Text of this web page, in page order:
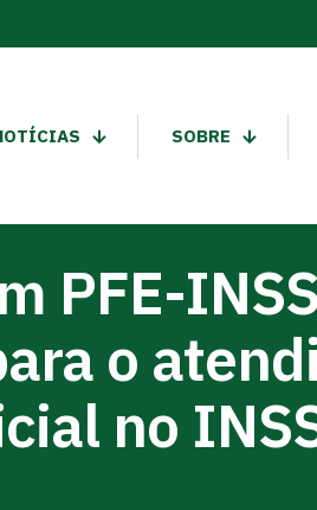
SOBRE
PFE-
o
no